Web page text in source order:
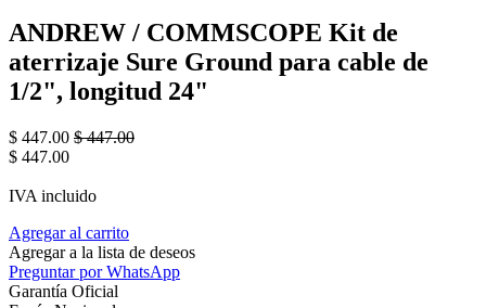
ANDREW / COMMSCOPE Kit de
aterrizaje Sure Ground para cable de
1/2", longitud 24"
$ 447.00 $447.00
$ 447.00
IVA incluido
Agregar al carrito
Agregar a la lista de deseos
Preguntar por WhatsApp
Garantía Oficial